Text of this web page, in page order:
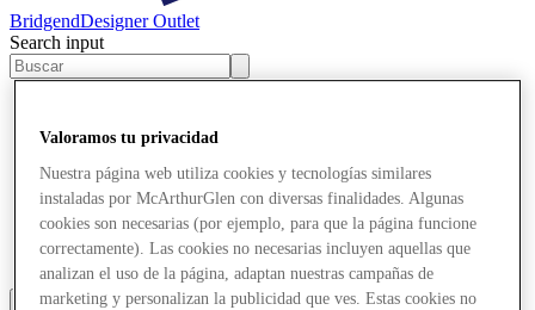
BridgendDesigner Outlet
Search input
Ofertas
Planifica tu visita
¿Qué pasa?
Comer y beber
Servicios
Mapa del Centro
Valoramos tu privacidad
Nuestra página web utiliza cookies y tecnologías similares
instaladas por McArthurGlen con diversas finalidades. Algunas
cookies son necesarias (por ejemplo, para que la página funcione
correctamente). Las cookies no necesarias incluyen aquellas que
analizan el uso de la página, adaptan nuestras campañas de
marketing y personalizan la publicidad que ves. Estas cookies no